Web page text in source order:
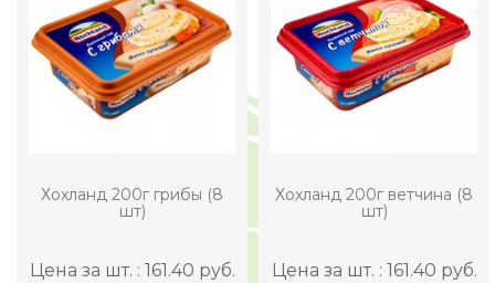
Хохланд 200г грибы (8
шт)
Цена за шт. : 161.40 руб.
Хохланд 200г ветчина (8
шт)
Цена за шт. : 161.40 руб.